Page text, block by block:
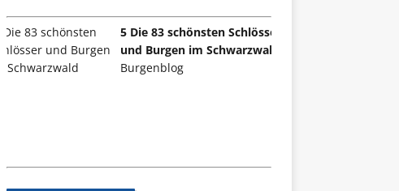
5 Die 83 schönsten Schlösser
und Burgen im Schwarzwald
Burgenblog